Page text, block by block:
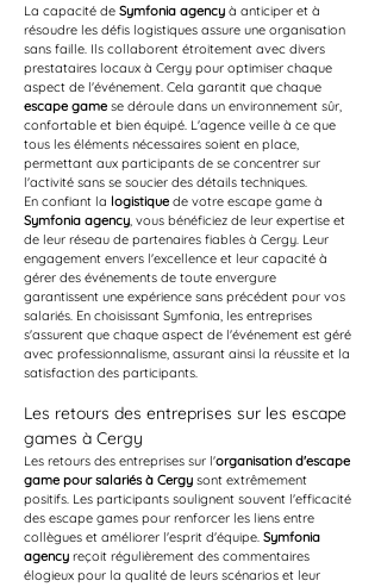
La capacité de Symfonia agency à anticiper et à
résoudre les défis logistiques assure une organisation
sans faille. Ils collaborent étroitement avec divers
prestataires locaux à Cergy pour optimiser chaque
aspect de l'événement. Cela garantit que chaque
escape game se déroule dans un environnement sûr,
confortable et bien équipé. L'agence veille à ce que
tous les éléments nécessaires soient en place,
permettant aux participants de se concentrer sur
l'activité sans se soucier des détails techniques.
En confiant la logistique de votre escape game à
Symfonia agency, vous bénéficiez de leur expertise et
de leur réseau de partenaires fiables à Cergy. Leur
engagement envers l'excellence et leur capacité à
gérer des événements de toute envergure
garantissent une expérience sans précédent pour vos
salariés. En choisissant Symfonia, les entreprises
s'assurent que chaque aspect de l'événement est géré
avec professionnalisme, assurant ainsi la réussite et la
satisfaction des participants.
Les retours des entreprises sur les escape
games à Cergy
Les retours des entreprises sur l'organisation d'escape
game pour salariés à Cergy sont extrêmement
positifs. Les participants soulignent souvent l'efficacité
des escape games pour renforcer les liens entre
collègues et améliorer l'esprit d'équipe. Symfonia
agency reçoit régulièrement des commentaires
élogieux pour la qualité de leurs scénarios et leur